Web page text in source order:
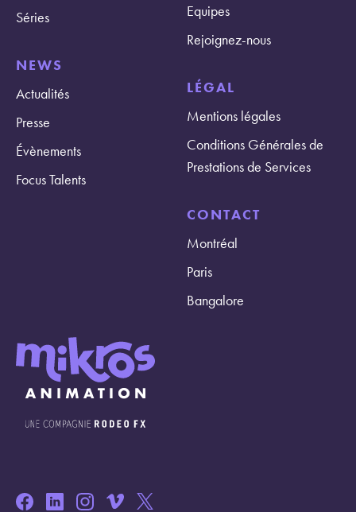
Séries
NEWS
Actualités
Presse
Évènements
Focus Talents
Equipes
Rejoignez-nous
LÉGAL
Mentions légales
Conditions Générales de
Prestations de Services
CONTACT
Montréal
Paris
Bangalore